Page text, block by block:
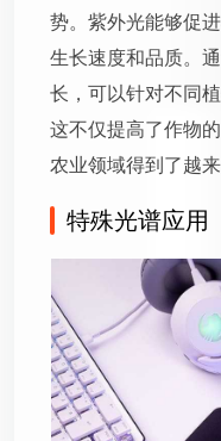
势。紫外光能够促
生长速度和品质。
长，可以针对不同
这不仅提高了作物
农业领域得到了越来
特殊光谱应用